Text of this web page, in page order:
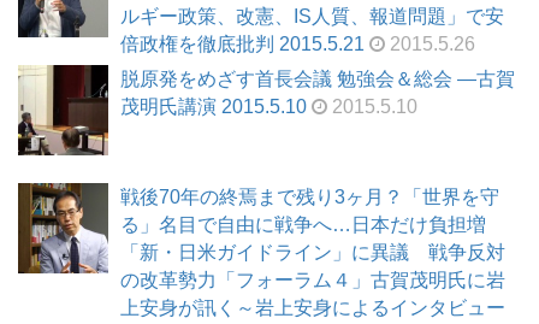
ルギー政策、改憲、IS人質、報道問題」で安
倍政権を徹底批判 2015.5.21
2015.5.26
脱原発をめざす首長会議 勉強会＆総会 ―古賀
茂明氏講演 2015.5.10
2015.5.10
戦後70年の終焉まで残り3ヶ月？「世界を守
る」名目で自由に戦争へ…日本だけ負担増
「新・日米ガイドライン」に異議 戦争反対
の改革勢力「フォーラム４」古賀茂明氏に岩
上安身が訊く～岩上安身によるインタビュー